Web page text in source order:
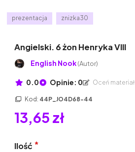
prezentacja znizka30
Angielski. 6 żon Henryka VIII
English Nook(Autor)
0.0 Opinie: 0 Oceń materiał
Kod: 44P_JO4D68-44
13,65 zł
Ilość